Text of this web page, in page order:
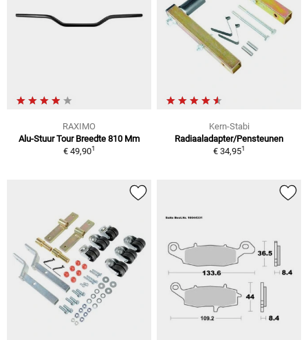
RAXIMO
Alu-Stuur Tour Breedte 810 Mm
€ 49,901
Kern-Stabi
Radiaaladapter/Pensteunen
€ 34,951